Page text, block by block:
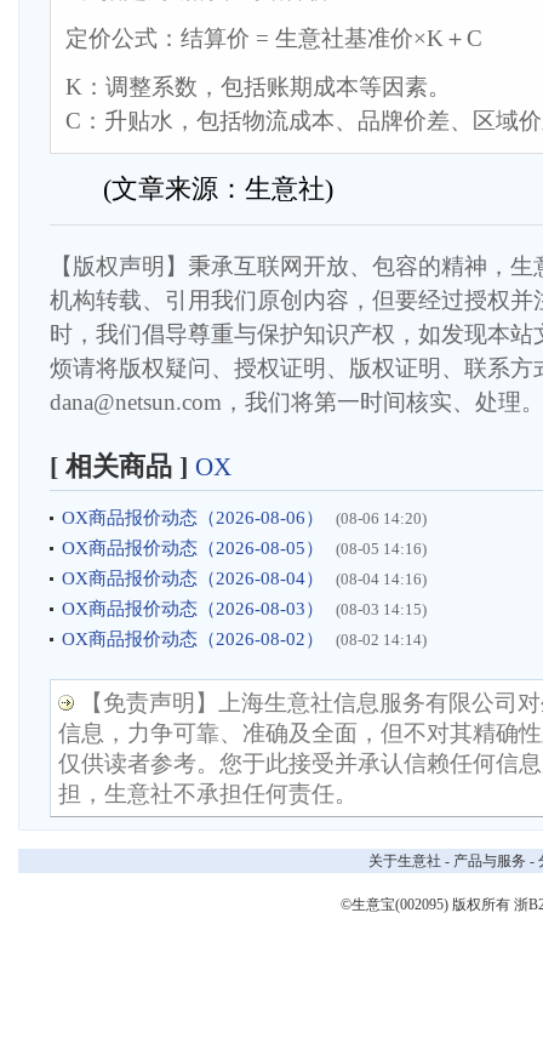
定价公式：结算价 = 生意社基准价×K＋C
K：调整系数，包括账期成本等因素。
C：升贴水，包括物流成本、品牌价差、区域
(文章来源：生意社)
【版权声明】秉承互联网开放、包容的精神，
机构转载、引用我们原创内容，但要经过授权并
时，我们倡导尊重与保护知识产权，如发现本
烦请将版权疑问、授权证明、版权证明、联系方
dana@netsun.com，我们将第一时间核实、处理。
[ 相关商品 ] OX
OX商品报价动态（2026-08-06） (08-06 14:20)
OX商品报价动态（2026-08-05） (08-05 14:16)
OX商品报价动态（2026-08-04） (08-04 14:16)
OX商品报价动态（2026-08-03） (08-03 14:15)
OX商品报价动态（2026-08-02） (08-02 14:14)
【免责声明】上海生意社信息服务有限公司
信息，力争可靠、准确及全面，但不对其精确
仅供读者参考。您于此接受并承认信赖任何信
担，生意社不承担任何责任。
关于生意社 - 产品与服务 -
©生意宝(002095) 版权所有 浙